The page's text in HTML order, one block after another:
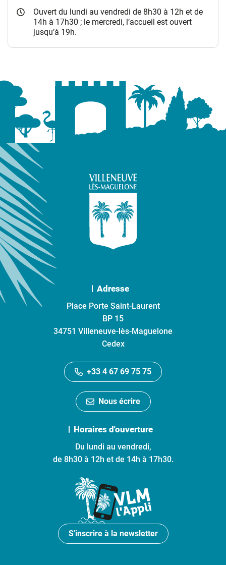
Ouvert du lundi au vendredi de 8h30 à 12h et de
14h à 17h30 ; le mercredi, l’accueil est ouvert
jusqu’à 19h.
Adresse
Place Porte Saint-Laurent
BP 15
34751 Villeneuve-lès-Maguelone
Cedex
+33 4 67 69 75 75
Nous écrire
Horaires d'ouverture
Du lundi au vendredi,
de 8h30 à 12h et de 14h à 17h30.
S'inscrire à la newsletter